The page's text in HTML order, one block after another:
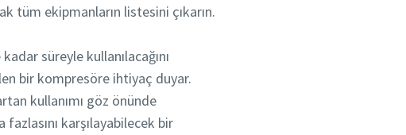
tüm ekipmanların listesini çıkarın.
süreyle kullanılacağını
bir kompresöre ihtiyaç duyar.
kullanımı göz önünde
karşılayabilecek bir